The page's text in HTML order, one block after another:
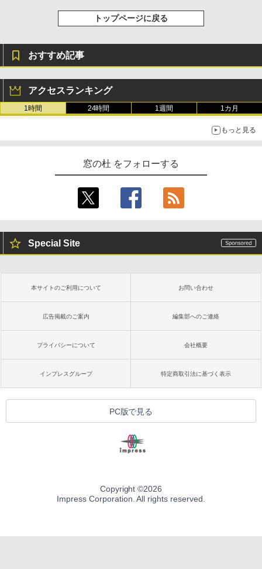
トップページに戻る
おすすめ記事
アクセスランキング
1時間 24時間 1週間 1カ月
もっと見る
窓の杜 をフォローする
Special Site
本サイトのご利用について お問い合わせ
広告掲載のご案内 編集部へのご連絡
プライバシーについて 会社概要
インプレスグループ 特定商取引法に基づく表示
PC版で見る
Copyright ©2026
Impress Corporation. All rights reserved.